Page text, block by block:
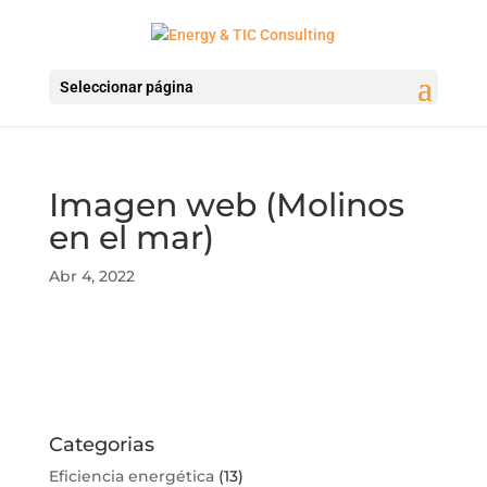
Seleccionar página
Imagen web (Molinos
en el mar)
Abr 4, 2022
Categorias
Eficiencia energética(13)